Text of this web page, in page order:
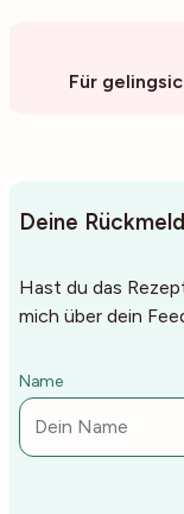
Für
Deine
Hast du das
mich über dein
Name